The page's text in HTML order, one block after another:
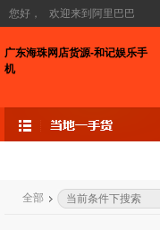
您好， 欢迎来到阿里巴巴
广东海珠网店货源-和记娱乐手
机
全部